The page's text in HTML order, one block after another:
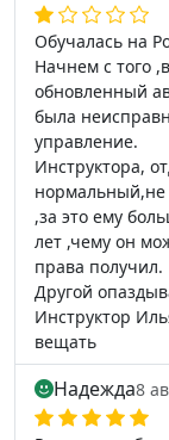
Обучалась на
Начнем с того
обновленный
была
управление.
Инструктора,
нормальный,не
,за это ему
лет ,чему он
права получил.
Другой
Инструктор
вещать
Надежда8